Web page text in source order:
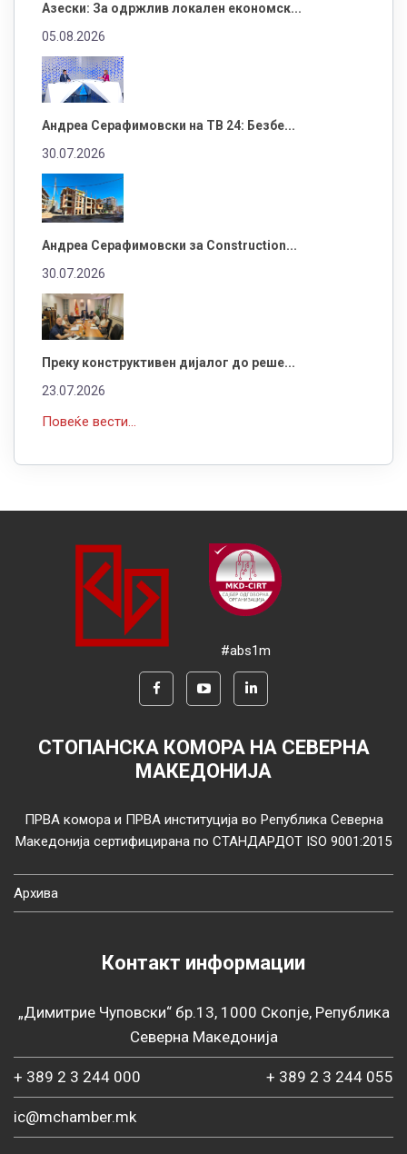
Азески: За одржлив локален економск...
05.08.2026
Андреа Серафимовски на ТВ 24: Безбе...
30.07.2026
Андреа Серафимовски за Construction...
30.07.2026
Преку конструктивен дијалог до реше...
23.07.2026
Повеќе вести...
#abs1m
СТОПАНСКА КОМОРА НА СЕВЕРНА
МАКЕДОНИЈА
ПРВА комора и ПРВА институција во Република Северна
Македонија сертифицирана по СТАНДАРДОТ ISO 9001:2015
Архива
Контакт информации
„Димитрие Чуповски“ бр.13, 1000 Скопје, Република
Северна Македонија
+ 389 2 3 244 000 + 389 2 3 244 055
ic@mchamber.mk